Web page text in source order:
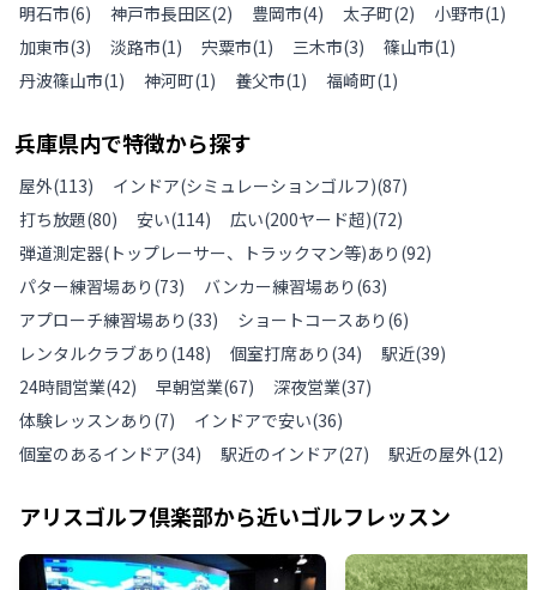
明石市(6) 神戸市長田区(2) 豊岡市(4) 太子町(2) 小野市(1)
加東市(3) 淡路市(1) 宍粟市(1) 三木市(3) 篠山市(1)
丹波篠山市(1) 神河町(1) 養父市(1) 福崎町(1)
兵庫県内で特徴から探す
屋外(113) インドア(シミュレーションゴルフ)(87)
打ち放題(80) 安い(114) 広い(200ヤード超)(72)
弾道測定器(トップレーサー、トラックマン等)あり (92)
パター練習場あり (73) バンカー練習場あり (63)
アプローチ練習場あり (33) ショートコースあり (6)
レンタルクラブあり (148) 個室打席あり (34) 駅近(39)
24時間営業(42) 早朝営業(67) 深夜営業(37)
体験レッスンあり (7) インドアで安い(36)
個室のあるインドア(34) 駅近のインドア(27) 駅近の屋外(12)
アリスゴルフ倶楽部から近いゴルフレッスン